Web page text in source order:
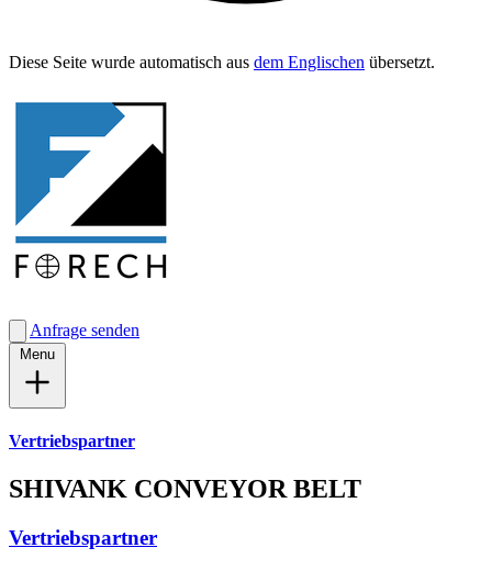
Diese Seite wurde automa­tisch aus dem Englis­chen übersetzt.
Anfrage senden
Vertriebspartner
SHIVANK CONVEYOR BELT
Vertriebspartner